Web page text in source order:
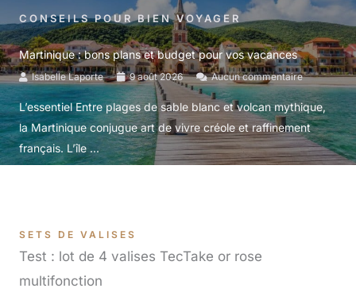
CONSEILS POUR BIEN VOYAGER
Martinique : bons plans et budget pour vos vacances
Isabelle Laporte 9 août 2026 Aucun commentaire
L’essentiel Entre plages de sable blanc et volcan mythique,
la Martinique conjugue art de vivre créole et raffinement
français. L’île ...
SETS DE VALISES
Test : lot de 4 valises TecTake or rose
multifonction